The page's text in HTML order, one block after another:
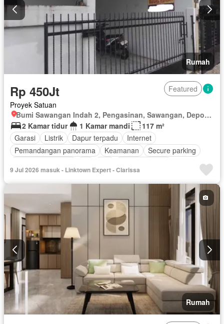
Rumah
Rp 450Jt
Featured
Proyek Satuan
Bumi Sawangan Indah 2, Pengasinan, Sawangan, Depok, Jawa Barat
2 Kamar tidur
1 Kamar mandi
117 m²
Garasi
Listrik Dapur terpadu
Internet
Pemandangan panorama
Keamanan
Secure parking
Tanpa perabotan
9 Jul 2026 masuk - Linktown Expert - Clarissa
Rumah